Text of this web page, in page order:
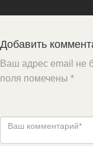
Добавить
Ваш адрес email не
поля помечены *